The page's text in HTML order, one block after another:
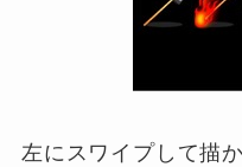
左にスワイプして描